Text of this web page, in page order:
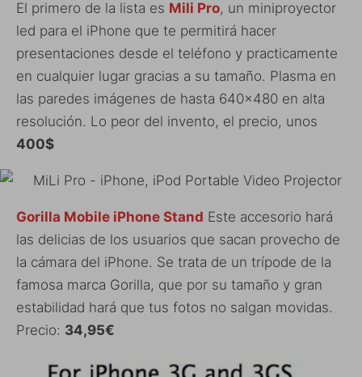
El primero de la lista es Mili Pro, un miniproyector
led para el iPhone que te permitirá hacer
presentaciones desde el teléfono y practicamente
en cualquier lugar gracias a su tamaño. Plasma en
las paredes imágenes de hasta 640×480 en alta
resolución. Lo peor del invento, el precio, unos
400$
Gorilla Mobile iPhone Stand Este accesorio hará
las delicias de los usuarios que sacan provecho de
la cámara del iPhone. Se trata de un trípode de la
famosa marca Gorilla, que por su tamaño y gran
estabilidad hará que tus fotos no salgan movidas.
Precio: 34,95€